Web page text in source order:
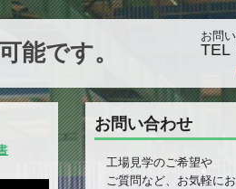
能です。
お問
TEL
お問い合わせ
工場見学のご希望や
ご質問など、お気軽に